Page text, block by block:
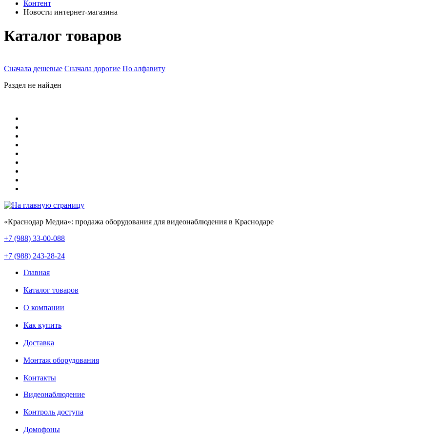
Контент
Новости интернет-магазина
Каталог товаров
Сначала дешевые Сначала дорогие По алфавиту
Раздел не найден
«Краснодар Медиа»: продажа оборудования для видеонаблюдения в Краснодаре
+7 (988) 33-00-088
+7 (988) 243-28-24
Главная
Каталог товаров
О компании
Как купить
Доставка
Монтаж оборудования
Контакты
Видеонаблюдение
Контроль доступа
Домофоны